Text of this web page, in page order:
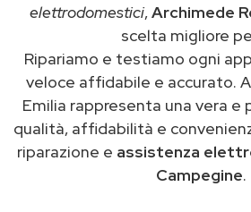
elettrodomestici,Archimede
scelta migliore
Ripariamo e testiamo ogni
veloce affidabile e accurato.
Emilia rappresenta una vera e
qualità, affidabilità e
riparazione e assistenza
Campegine.